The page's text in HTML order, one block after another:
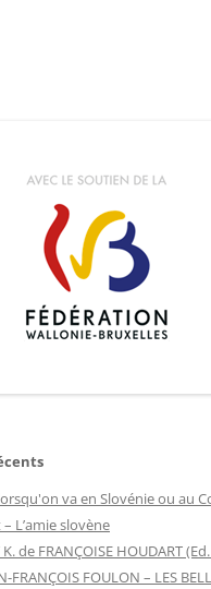
va en Slovénie ou au
L’amie slovène
K. de FRANÇOISE HOUDART
FRANÇOIS FOULON – LES